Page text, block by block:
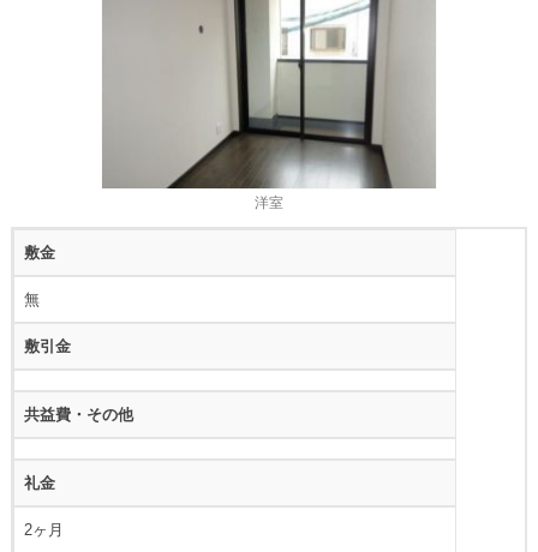
洋室
敷金
無
敷引金
共益費・その他
礼金
2ヶ月